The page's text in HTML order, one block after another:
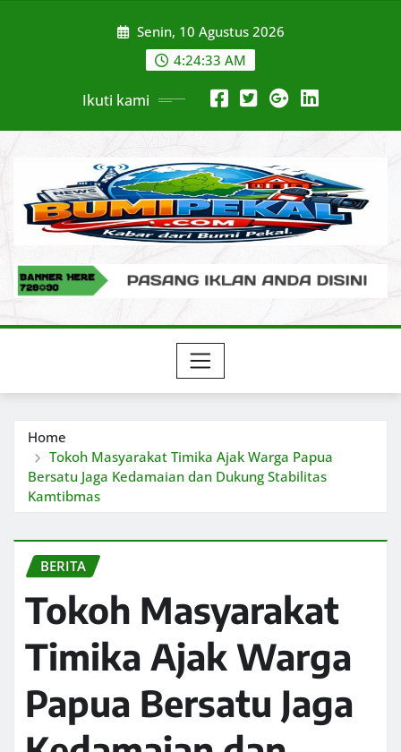
Senin, 10 Agustus 2026
4:24:34 AM
Ikuti kami
Home
Tokoh Masyarakat Timika Ajak Warga Papua
Bersatu Jaga Kedamaian dan Dukung Stabilitas
Kamtibmas
BERITA
Tokoh Masyarakat
Timika Ajak Warga
Papua Bersatu Jaga